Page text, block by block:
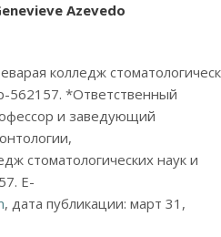
Azevedo
колледж
562157. *Ответственный
и заведующий
стоматологических наук и
E-
, дата публикации: март 31,